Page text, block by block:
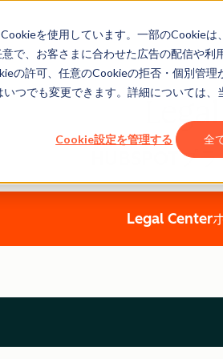
を使用しています。一部のCookie
で、お客さまに合わせた広告の配信や
の許可、任意のCookieの拒否・個別管
つでも変更できます。詳細については、
Cookie設定を管理する 全
HUBSPOTプ
Legal Center